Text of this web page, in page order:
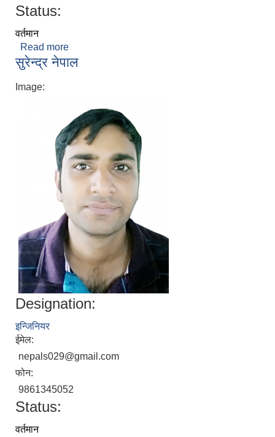
Status:
वर्तमान
Read more
सुरेन्द्र नेपाल
Image:
Designation:
इन्जिनियर
ईमेल:
nepals029@gmail.com
फोन:
9861345052
Status:
वर्तमान